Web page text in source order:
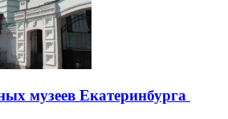
музеев Екатеринбурга